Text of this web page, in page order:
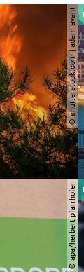
© shutterstock.com | adam avant
© apa/herbert pfarrhofer